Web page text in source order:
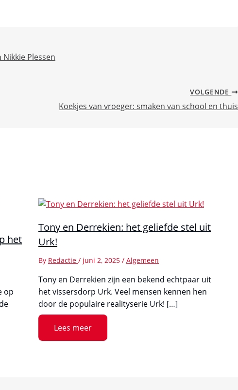
Plessen
VOLGENDE
Koekjes van vroeger: smaken van school en thuis
het
op
Tony en Derrekien: het geliefde stel uit
Urk!
By Redactie / juni 2, 2025 / Algemeen
Tony en Derrekien zijn een bekend echtpaar uit
het vissersdorp Urk. Veel mensen kennen hen
door de populaire realityserie Urk! […]
Lees meer